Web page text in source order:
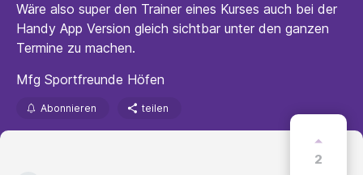
Wäre also super den Trainer eines Kurses auch bei der
Handy App Version gleich sichtbar unter den ganzen
Termine zu machen.
Mfg Sportfreunde Höfen
Abonnieren teilen
2